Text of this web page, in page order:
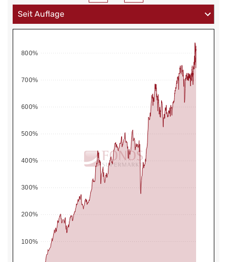
100%
200%
300%
400%
500%
600%
700%
800%